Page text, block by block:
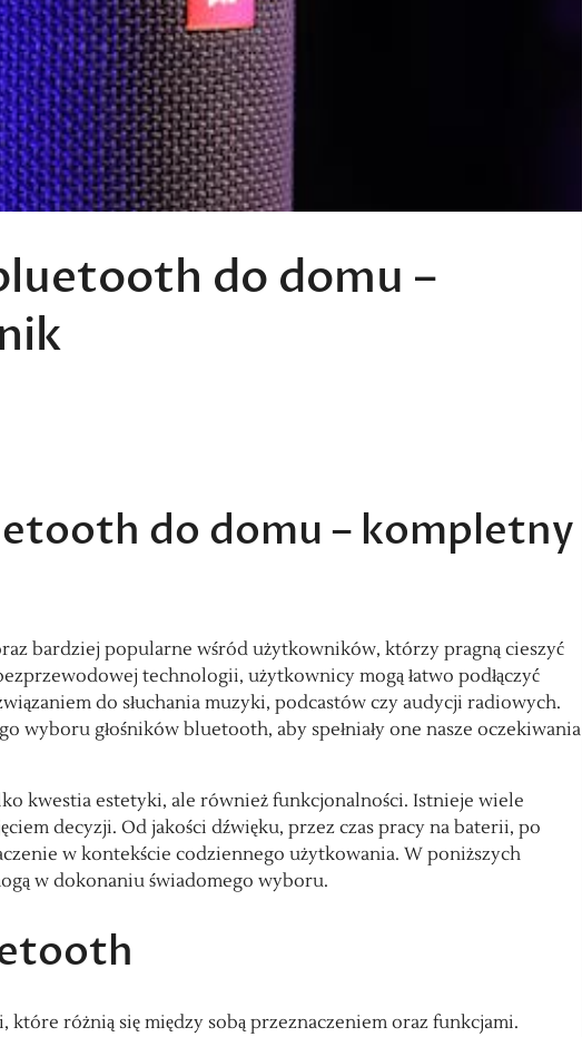
do domu –
do domu – kompletny
bardziej popularne wśród użytkowników, którzy pragną cieszyć
technologii, użytkownicy mogą łatwo podłączyć
do słuchania muzyki, podcastów czy audycji radiowych.
wyboru głośników bluetooth, aby spełniały one nasze oczekiwania
kwestia estetyki, ale również funkcjonalności. Istnieje wiele
decyzji. Od jakości dźwięku, przez czas pracy na baterii, po
w kontekście codziennego użytkowania. W poniższych
w dokonaniu świadomego wyboru.
różnią się między sobą przeznaczeniem oraz funkcjami.